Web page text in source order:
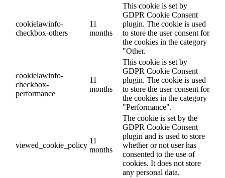
cookielawinfo-
checkbox-others
11
months
This cookie is set by
GDPR Cookie Consent
plugin. The cookie is used
to store the user consent for
the cookies in the category
"Other.
cookielawinfo-
checkbox-
performance
11
months
This cookie is set by
GDPR Cookie Consent
plugin. The cookie is used
to store the user consent for
the cookies in the category
"Performance".
viewed_cookie_policy
11
months
The cookie is set by the
GDPR Cookie Consent
plugin and is used to store
whether or not user has
consented to the use of
cookies. It does not store
any personal data.